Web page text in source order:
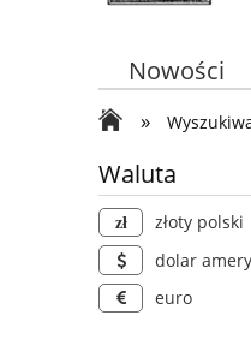
Nowości
»
Waluta
złoty polski
dolar
euro